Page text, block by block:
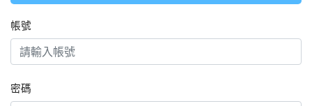
帳號
密碼